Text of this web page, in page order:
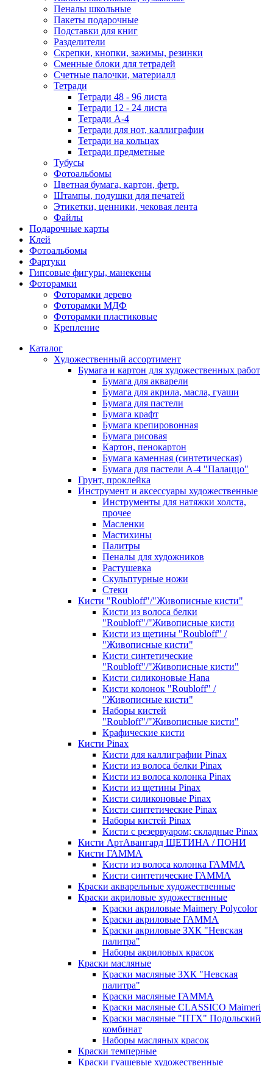
Пеналы школьные
Пакеты подарочные
Подставки для книг
Разделители
Скрепки, кнопки, зажимы, резинки
Сменные блоки для тетрадей
Счетные палочки, материалл
Тетради
Тетради 48 - 96 листа
Тетради 12 - 24 листа
Тетради А-4
Тетради для нот, каллиграфии
Тетради на кольцах
Тетради предметные
Тубусы
Фотоальбомы
Цветная бумага, картон, фетр.
Штампы, подушки для печатей
Этикетки, ценники, чековая лента
Файлы
Подарочные карты
Клей
Фотоальбомы
Фартуки
Гипсовые фигуры, манекены
Фоторамки
Фоторамки дерево
Фоторамки МДФ
Фоторамки пластиковые
Крепление
Каталог
Художественный ассортимент
Бумага и картон для художественных работ
Бумага для акварели
Бумага для акрила, масла, гуаши
Бумага для пастели
Бумага крафт
Бумага крепировонная
Бумага рисовая
Картон, пенокартон
Бумага каменная (синтетическая)
Бумага для пастели А-4 "Палаццо"
Грунт, проклейка
Инструмент и аксессуары художественные
Инструменты для натяжки холста,
прочее
Масленки
Мастихины
Палитры
Пеналы для художников
Растушевка
Скульптурные ножи
Стеки
Кисти "Roubloff"/"Живописные кисти"
Кисти из волоса белки
"Roubloff"/"Живописные кисти
Кисти из щетины "Roubloff" /
"Живописные кисти"
Кисти синтетические
"Roubloff"/"Живописные кисти"
Кисти силиконовые Hana
Кисти колонок "Roubloff" /
"Живописные кисти"
Наборы кистей
"Roubloff"/"Живописные кисти"
Крафические кисти
Кисти Pinax
Кисти для каллиграфии Pinax
Кисти из волоса белки Pinax
Кисти из волоса колонка Pinax
Кисти из щетины Pinax
Кисти силиконовые Pinax
Кисти синтетические Pinax
Наборы кистей Pinax
Кисти с резервуаром; складные Pinax
Кисти АртАвангард ЩЕТИНА / ПОНИ
Кисти ГАММА
Кисти из волоса колонка ГАММА
Кисти синтетические ГАММА
Краски акварельные художественные
Краски акриловые художественные
Краски акриловые Maimery Polycolor
Краски акриловые ГАММА
Краски акриловые ЗХК "Невская
палитра"
Наборы акриловых красок
Краски масляные
Краски масляные ЗХК "Невская
палитра"
Краски масляные ГАММА
Краски масляные CLASSICO Maimeri
Краски масляные "ПТХ" Подольский
комбинат
Наборы масляных красок
Краски темперные
Краски гуашевые художественные